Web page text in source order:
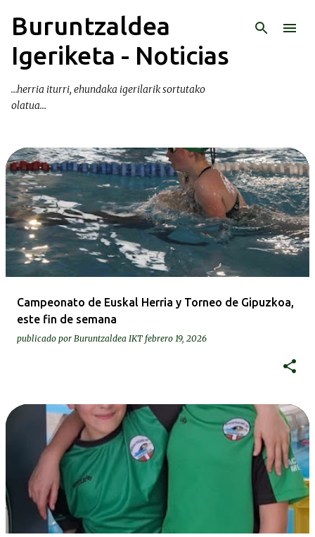
Ir al contenido principal
Buruntzaldea
Igeriketa - Noticias
...herria iturri, ehundaka igerilarik sortutako
olatua...
E
n
t
r
a
Campeonato de Euskal Herria y Torneo de Gipuzkoa,
este fin de semana
publicado por Buruntzaldea IKT febrero 19, 2026